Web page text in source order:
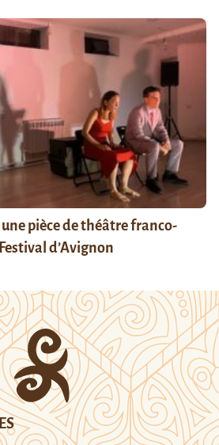
une pièce de théâtre franco-
d’Avignon